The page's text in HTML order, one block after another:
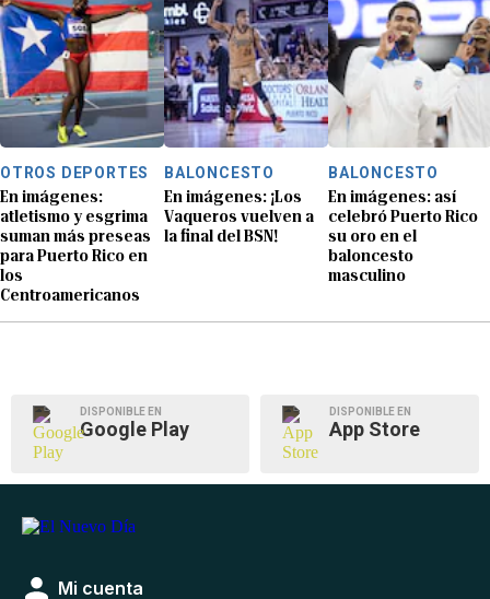
OTROS DEPORTES
En imágenes:
atletismo y esgrima
suman más preseas
para Puerto Rico en
los
Centroamericanos
BALONCESTO
En imágenes: ¡Los
Vaqueros vuelven a
la final del BSN!
BALONCESTO
En imágenes: así
celebró Puerto Rico
su oro en el
baloncesto
masculino
DISPONIBLE EN
Google Play
DISPONIBLE EN
App Store
Mi cuenta